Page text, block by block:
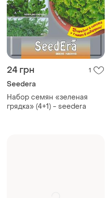
24 грн 1
Seedera
Набор семян «зеленая
грядка» (4+1) - seedera